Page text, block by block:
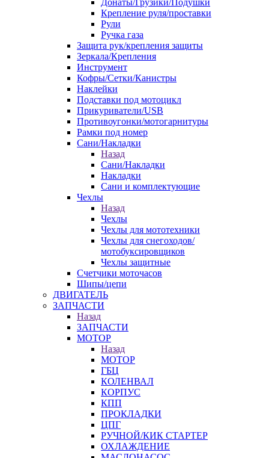
Донаты/Грузики/Подушки
Крепление руля/проставки
Рули
Ручка газа
Защита рук/крепления защиты
Зеркала/Крепления
Инструмент
Кофры/Сетки/Канистры
Наклейки
Подставки под мотоцикл
Прикуриватели/USB
Противоугонки/мотогарнитуры
Рамки под номер
Сани/Накладки
Назад
Сани/Накладки
Накладки
Сани и комплектующие
Чехлы
Назад
Чехлы
Чехлы для мототехники
Чехлы для снегоходов/
мотобуксировщиков
Чехлы защитные
Счетчики моточасов
Шипы/цепи
ДВИГАТЕЛЬ
ЗАПЧАСТИ
Назад
ЗАПЧАСТИ
МОТОР
Назад
МОТОР
ГБЦ
КОЛЕНВАЛ
КОРПУС
КПП
ПРОКЛАДКИ
ЦПГ
РУЧНОЙ/КИК СТАРТЕР
ОХЛАЖДЕНИЕ